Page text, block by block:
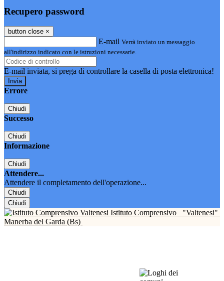
Recupero password
button close ×
E-mail Verrà inviato un messaggio
all'indirizzo indicato con le istruzioni necessarie.
E-mail inviata, si prega di controllare la casella di posta elettronica!
Errore
Chiudi
Successo
Chiudi
Informazione
Chiudi
Attendere...
Attendere il completamento dell'operazione...
Chiudi
Chiudi
Istituto Comprensivo
"Valtenesi"
Manerba del Garda (Bs)